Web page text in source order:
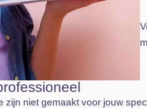
zijn niet gemaakt voor jouw